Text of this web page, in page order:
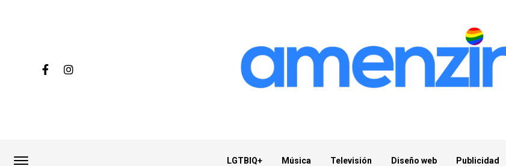
LGTBIQ+ Música Televisión Diseño web Publicidad